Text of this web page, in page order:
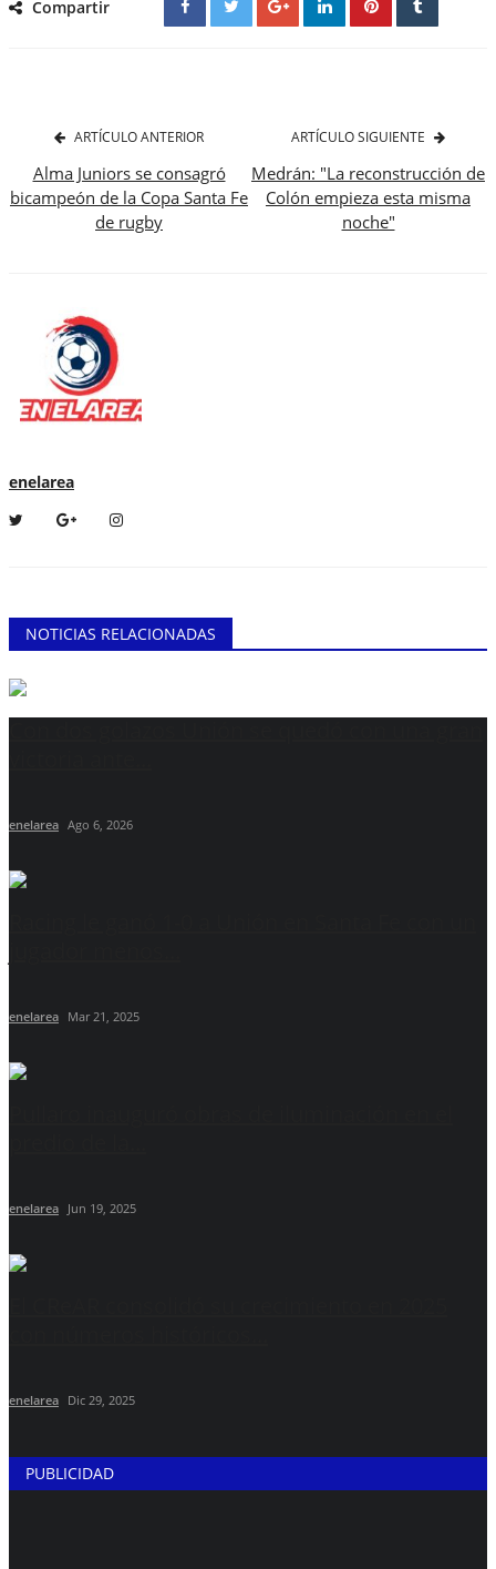
Compartir
ARTÍCULO ANTERIOR
Alma Juniors se consagró
bicampeón de la Copa Santa Fe
de rugby
ARTÍCULO SIGUIENTE
Medrán: "La reconstrucción de
Colón empieza esta misma
noche"
enelarea
NOTICIAS RELACIONADAS
enelarea Ago 6, 2026
enelarea Mar 21, 2025
enelarea Jun 19, 2025
enelarea Dic 29, 2025
PUBLICIDAD